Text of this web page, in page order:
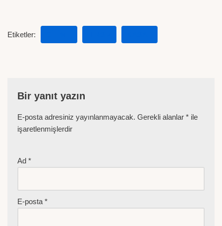
Etiketler:
Bir yanıt yazın
E-posta adresiniz yayınlanmayacak. Gerekli alanlar * ile
işaretlenmişlerdir
Ad *
E-posta *